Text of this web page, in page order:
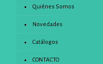
Quiénes Somos
Novedades
Catálogos
CONTACTO